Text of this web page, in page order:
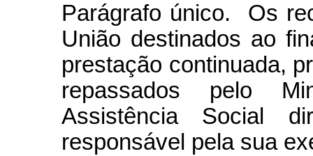
Parágrafo único. Os
União destinados ao
prestação continuada,
repassados pelo
Assistência Social
responsável pela sua